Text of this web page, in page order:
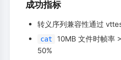
成功指标
转义序列兼容性通过
cat
10MB 文件时帧率
50%